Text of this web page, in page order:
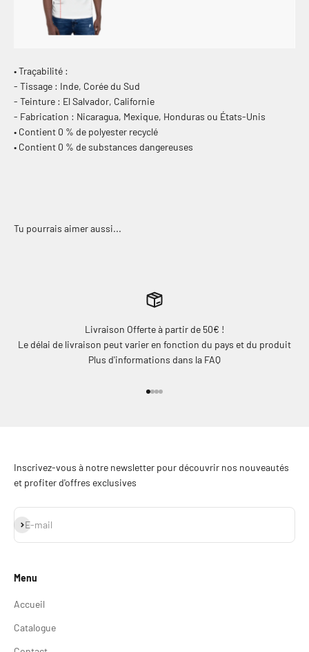
• Traçabilité :
- Tissage : Inde, Corée du Sud
- Teinture : El Salvador, Californie
- Fabrication : Nicaragua, Mexique, Honduras ou États-Unis
• Contient 0 % de polyester recyclé
• Contient 0 % de substances dangereuses
Livraison Offerte à partir de 50€ !
Le délai de livraison peut varier en fonction du pays et du produit
Plus d'informations dans la FAQ
Inscrivez-vous à notre newsletter pour découvrir nos nouveautés
et profiter d'offres exclusives
E-mail
S'inscrire
Menu
Accueil
Catalogue